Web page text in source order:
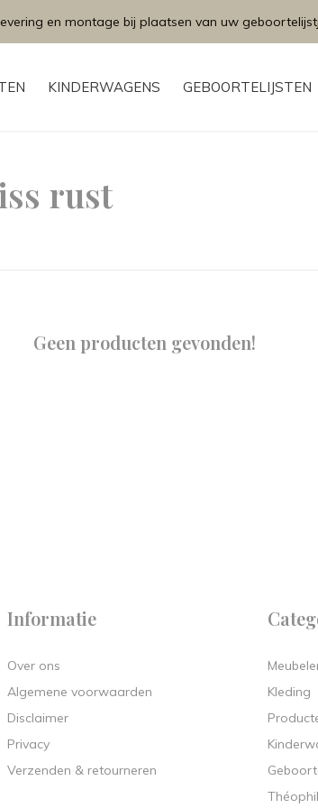
KINDERWAGENS GEBOORTELIJSTEN
en montage bij plaatsen van uw
rust
Geen producten gevonden!
Informatie
Over ons
Algemene voorwaarden
Disclaimer
Privacy
Verzenden & retourneren
Kleding